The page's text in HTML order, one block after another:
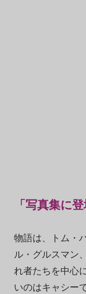
「写真集に
物語は、トム・
ル・グルスマン
れ者たちを中心
いのはキャシー